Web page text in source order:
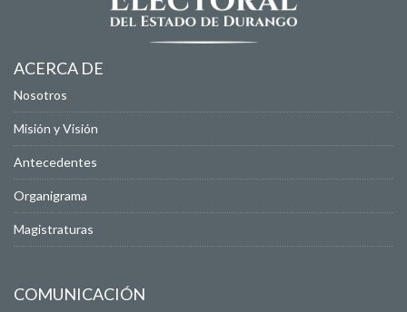
ACERCA DE
Nosotros
Misión y Visión
Antecedentes
Organigrama
Magistraturas
COMUNICACIÓN